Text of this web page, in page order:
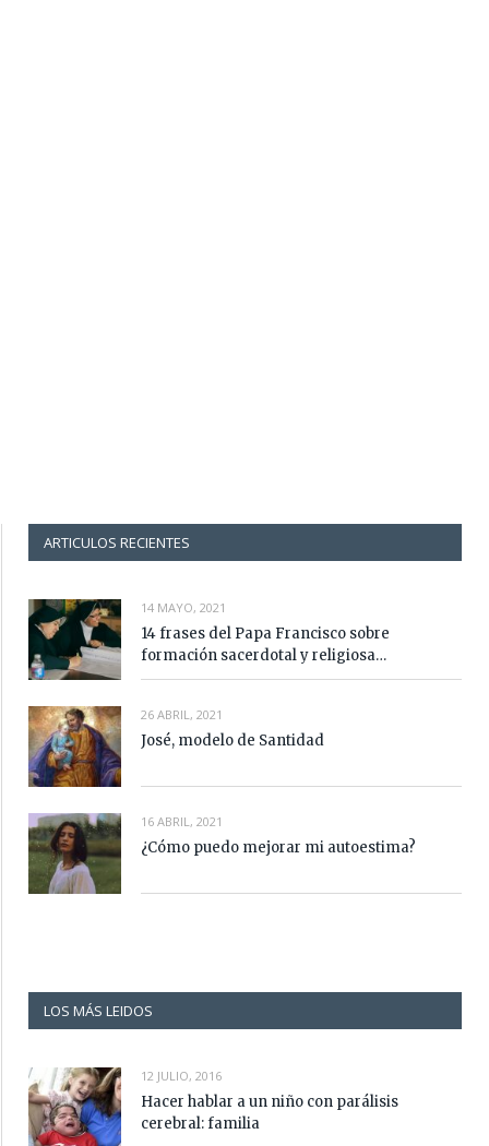
ARTICULOS RECIENTES
14 MAYO, 2021
14 frases del Papa Francisco sobre
formación sacerdotal y religiosa…
26 ABRIL, 2021
José, modelo de Santidad
16 ABRIL, 2021
¿Cómo puedo mejorar mi autoestima?
LOS MÁS LEIDOS
12 JULIO, 2016
Hacer hablar a un niño con parálisis
cerebral: familia